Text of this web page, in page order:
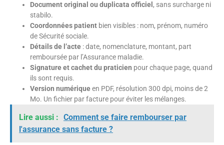
Document original ou duplicata officiel , sans surcharge ni
stabilo.
Coordonnées patient bien visibles : nom, prénom, numéro
de Sécurité sociale.
Détails de l’acte : date, nomenclature, montant, part
remboursée par l’Assurance maladie.
Signature et cachet du praticien pour chaque page, quand
ils sont requis.
Version numériqueen PDF, résolution 300 dpi, moins de 2
Mo. Un fichier par facture pour éviter les mélanges.
Lire aussi : Comment se faire rembourser par
l'assurance sans facture ?